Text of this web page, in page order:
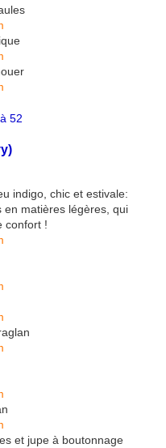
52
indigo, chic et estivale:
en matières légères, qui
confort !
et jupe à boutonnage